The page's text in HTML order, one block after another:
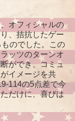
オフィシャルの
、拮抗したゲー
のでした。この
ッツのターンオ
ができ、コミュ
イメージを共
114の5点差で今
だけに、喜びは